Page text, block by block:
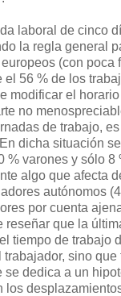
laboral de cinco
la regla general
(con poca
el 56 % de los
modificar el
no
de trabajo,
dicha situación
% varones y sólo 8
algo que afecta
autónomos
por cuenta
reseñar que la
tiempo de trabajo
sino que
se dedica a un
los